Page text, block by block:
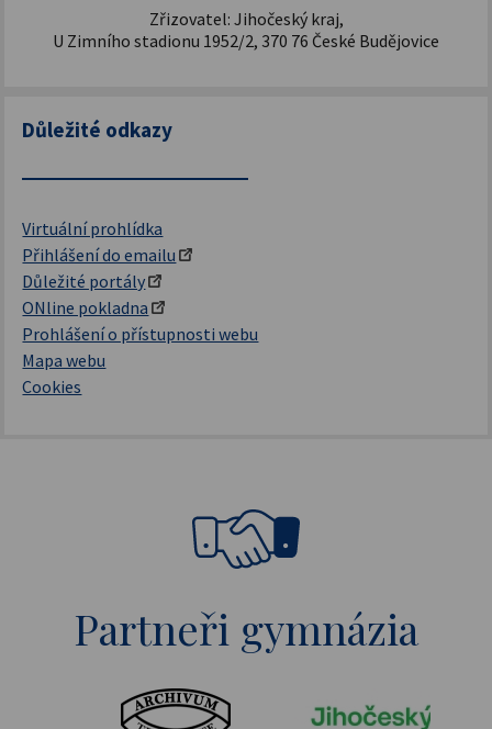
Zřizovatel: Jihočeský kraj,
U Zimního stadionu 1952/2, 370 76 České Budějovice
Důležité odkazy
Virtuální prohlídka
Přihlášení do emailu
Důležité portály
ONline pokladna
Prohlášení o přístupnosti webu
Mapa webu
Cookies
Partneři gymnázia